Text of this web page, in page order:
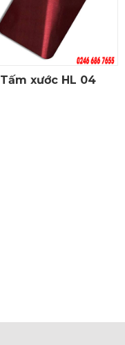
CHI TIẾT
Tấm xước HL 04